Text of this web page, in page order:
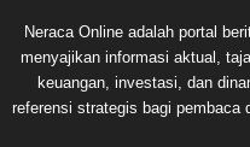
Neraca Online adalah portal
menyajikan informasi aktual,
keuangan, investasi, dan
referensi strategis bagi pembaca